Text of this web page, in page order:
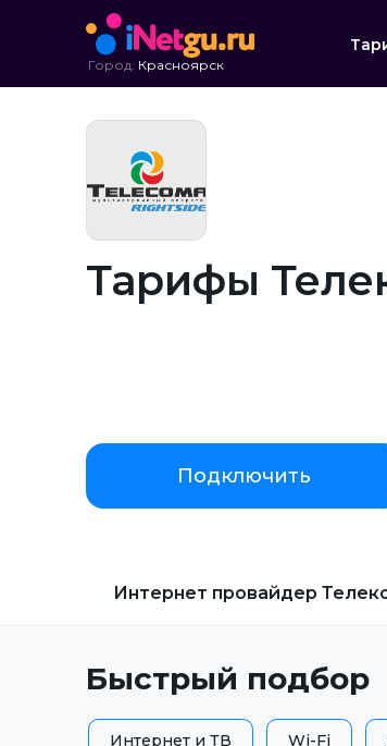
Город: Красноярск
Тарифы
Подключить
Интернет провайдер
Быстрый подбор
Интернет и ТВ Wi-Fi